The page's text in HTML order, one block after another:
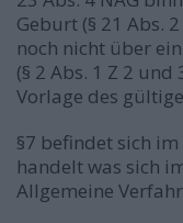
Geburt (§ 21 Abs.
noch nicht über
(§ 2 Abs. 1 Z 2
Vorlage des
§7 befindet sich
handelt was sich
Allgemeine